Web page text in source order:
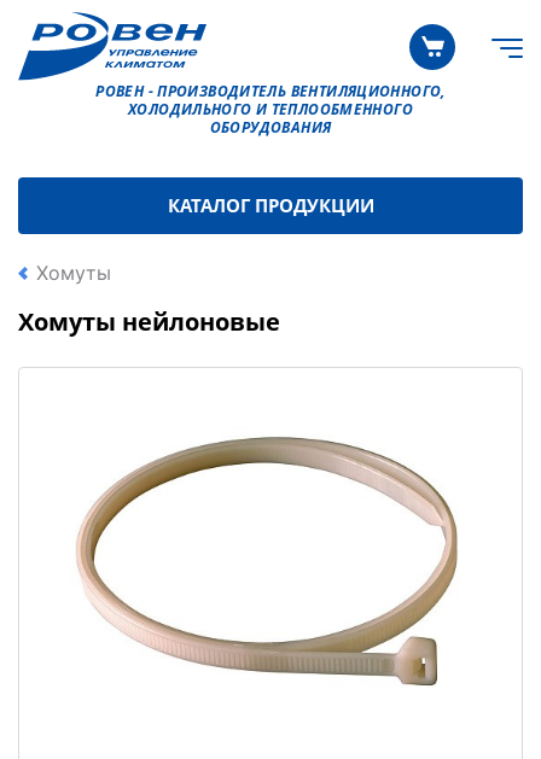
РОВЕН - ПРОИЗВОДИТЕЛЬ ВЕНТИЛЯЦИОННОГО,
ХОЛОДИЛЬНОГО И ТЕПЛООБМЕННОГО
ОБОРУДОВАНИЯ
КАТАЛОГ ПРОДУКЦИИ
Хомуты
Хомуты нейлоновые